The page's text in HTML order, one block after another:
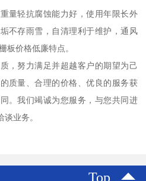
量轻抗腐蚀能力好，使用年限长外
不存雨雪，自清理利于维护，通风
板价格低廉特点。
，努力满足并超越客户的期望为己
质量、合理的价格、优良的服务获
。我们竭诚为您服务，与您共同进
业务。
Top